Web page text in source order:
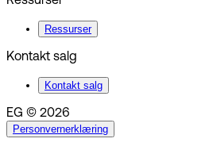
Ressurser
Kontakt salg
Kontakt salg
EG © 2026
Personvernerklæring